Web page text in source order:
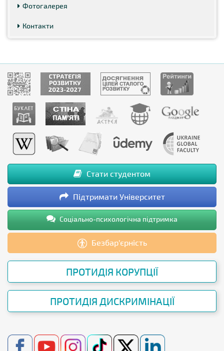
Фотогалерея
Контакти
Стати студентом
Підтримати Університет
Соціально-психологічна підтримка
Безбар’єрність
ПРОТИДІЯ КОРУПЦІЇ
ПРОТИДІЯ ДИСКРИМІНАЦІЇ